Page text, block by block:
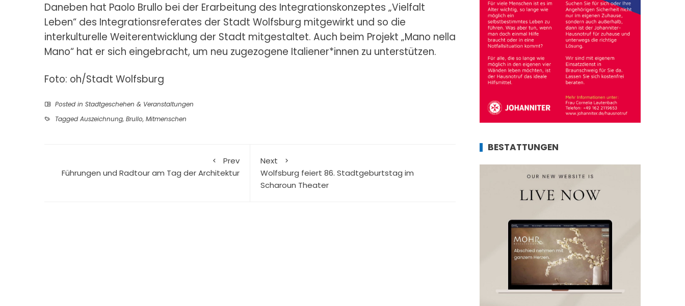
Daneben hat Paolo Brullo bei der Erarbeitung des Integrationskonzeptes „Vielfalt
Leben“ des Integrationsreferates der Stadt Wolfsburg mitgewirkt und so die
interkulturelle Weiterentwicklung der Stadt mitgestaltet. Auch beim Projekt „Mano nella
Mano“ hat er sich eingebracht, um neu zugezogene Italiener*innen zu unterstützen.
Foto: oh/Stadt Wolfsburg
Posted in Stadtgeschehen & Veranstaltungen
Tagged Auszeichnung, Brullo, Mitmenschen
Prev
Führungen und Radtour am Tag der Architektur
Next
Wolfsburg feiert 86. Stadtgeburtstag im
Scharoun Theater
BESTATTUNGEN